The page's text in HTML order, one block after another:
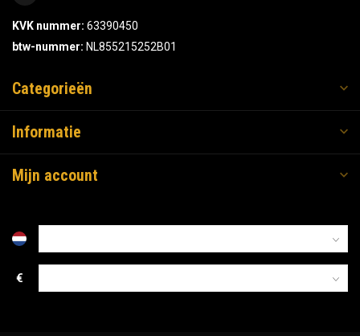
KVK nummer: 63390450
btw-nummer: NL855215252B01
Categorieën
Informatie
Mijn account
€